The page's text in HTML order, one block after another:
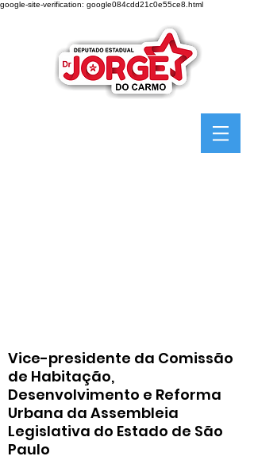
google-site-verification: google084cdd21c0e55ce8.html
Vice-presidente da Comissão
de Habitação,
Desenvolvimento e Reforma
Urbana da Assembleia
Legislativa do Estado de São
Paulo